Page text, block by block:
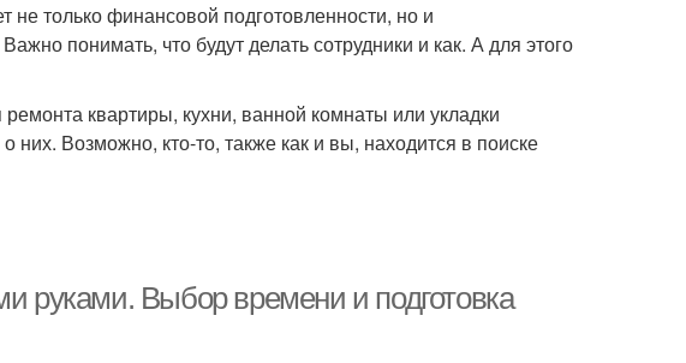
только финансовой подготовленности, но и
понимать, что будут делать сотрудники и как. А для этого
квартиры, кухни, ванной комнаты или укладки
них. Возможно, кто-то, также как и вы, находится в поиске
руками. Выбор времени и подготовка